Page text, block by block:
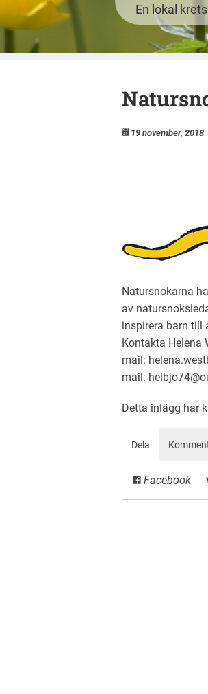
En lokal
19 november, 2018
Natursnokarna
av
inspirera barn till
Kontakta Helena
mail:
mail:
Detta inlägg har
Dela
Facebook